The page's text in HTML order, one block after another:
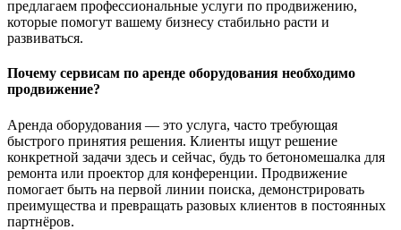
предлагаем профессиональные услуги по продвижению,
которые помогут вашему бизнесу стабильно расти и
развиваться.
Почему сервисам по аренде оборудования необходимо
продвижение?
Аренда оборудования — это услуга, часто требующая
быстрого принятия решения. Клиенты ищут решение
конкретной задачи здесь и сейчас, будь то бетономешалка для
ремонта или проектор для конференции. Продвижение
помогает быть на первой линии поиска, демонстрировать
преимущества и превращать разовых клиентов в постоянных
партнёров.